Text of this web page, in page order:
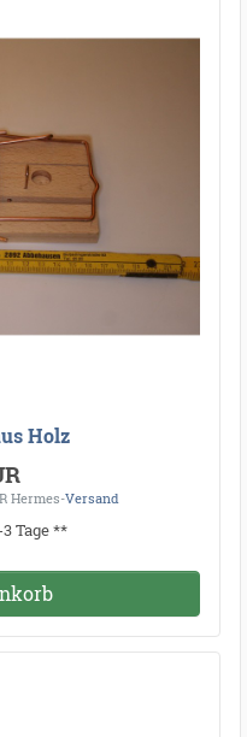
Holz
Hermes-Versand
Tage **